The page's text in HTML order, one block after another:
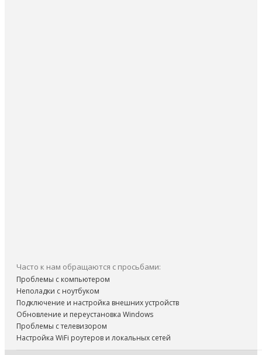
Часто к нам обращаются с просьбами:
Проблемы с компьютером
Неполадки с ноутбуком
Подключение и настройка внешних устройств
Обновление и переустановка Windows
Проблемы с телевизором
Настройка WiFi роутеров и локальных сетей